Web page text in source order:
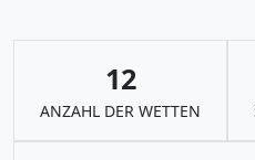
12
ANZAHL DER WETTEN